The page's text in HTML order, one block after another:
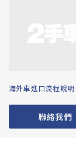
海外車進口流程說明
聯絡我們